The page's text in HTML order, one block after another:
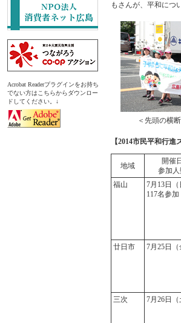
Acrobat Readerプラグインをお持ち
でない方はこちらからダウンロー
ドしてください。↓
もさんが、平和につ
＜先頭の横
【2014市民平和行進
地域
開催
参加人
福山
7月13日（
117名参加
廿日市 7月25日（
三次 7月26日（